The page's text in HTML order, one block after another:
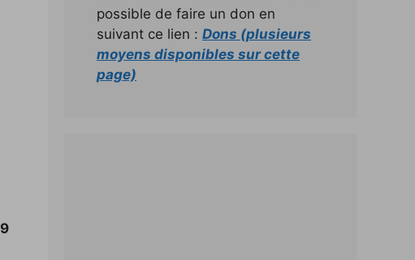
possible de faire un don en
suivant ce lien : Dons (plusieurs
moyens disponibles sur cette
page)